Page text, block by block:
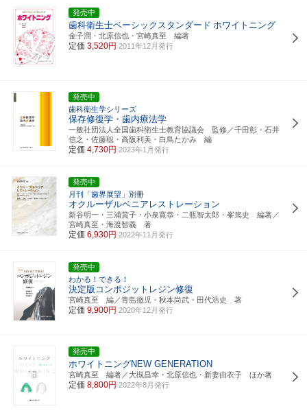
発売中
歯科衛生士ベーシックスタンダード ホワイトニング
金子潤・北原信也・宮崎真至 編著
定価 3,520円 2011年12月発行
発売中
歯科衛生学シリーズ
保存修復学・歯内療法学
一般社団法人全国歯科衛生士教育協議会 監修／千田彰・石井
信之・佐藤聡・高阪利美・白鳥たかみ 編
定価 4,730円 2023年1月発行
発売中
月刊「歯界展望」別冊
オクルーザルベニアレストレーション
新谷明一・三浦賞子・小泉寛恭・二瓶智太郎・峯篤史 編著／
宮崎真至・海渡智義 著
定価 6,930円 2022年11月発行
発売中
わかる！できる！
決定版コンポジットレジン修復
宮崎真至 編／青島徹児・秋本尚武・田代浩史 著
定価 9,900円 2020年12月発行
発売中
ホワイトニングNEW GENERATION
宮崎真至 編著／大槻昌幸・北原信也・新妻由衣子 ほか著
定価 8,800円 2022年8月発行